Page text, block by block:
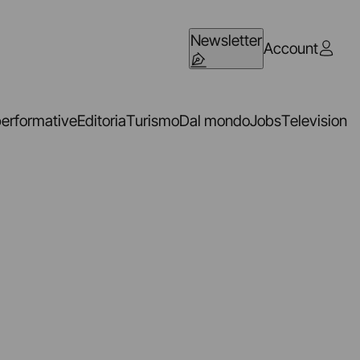
NewsletterAccount
EditoriaTurismoDal mondoJobsTelevision